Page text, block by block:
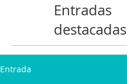
Entradas
destacadas
Entrada